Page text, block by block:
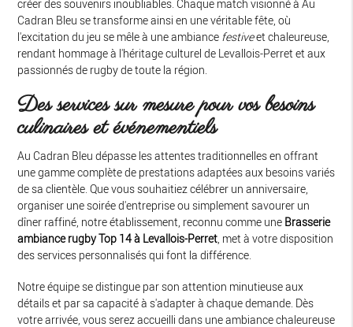
créer des souvenirs inoubliables. Chaque match visionné à Au
Cadran Bleu se transforme ainsi en une véritable fête, où
l'excitation du jeu se mêle à une ambiance festiveet chaleureuse,
rendant hommage à l'héritage culturel de Levallois-Perret et aux
passionnés de rugby de toute la région.
Des services sur mesure pour vos besoins
culinaires et événementiels
Au Cadran Bleu dépasse les attentes traditionnelles en offrant
une gamme complète de prestations adaptées aux besoins variés
de sa clientèle. Que vous souhaitiez célébrer un anniversaire,
organiser une soirée d'entreprise ou simplement savourer un
dîner raffiné, notre établissement, reconnu comme une Brasserie
ambiance rugby Top 14 à Levallois-Perret, met à votre disposition
des services personnalisés qui font la différence.
Notre équipe se distingue par son attention minutieuse aux
détails et par sa capacité à s'adapter à chaque demande. Dès
votre arrivée, vous serez accueilli dans une ambiance chaleureuse